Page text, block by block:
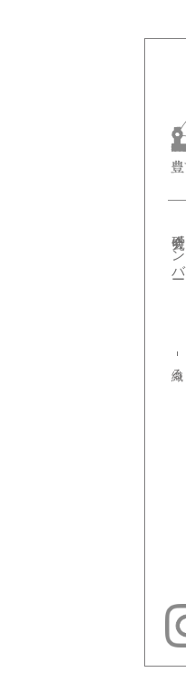
研究会メンバー
織る